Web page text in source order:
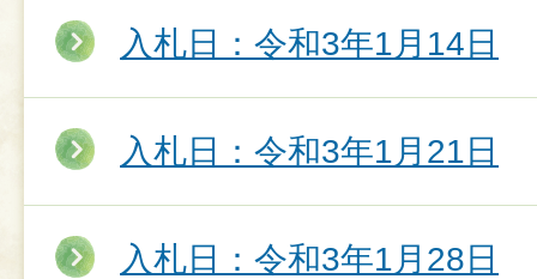
入札日：令和3年1月14日
入札日：令和3年1月21日
入札日：令和3年1月28日